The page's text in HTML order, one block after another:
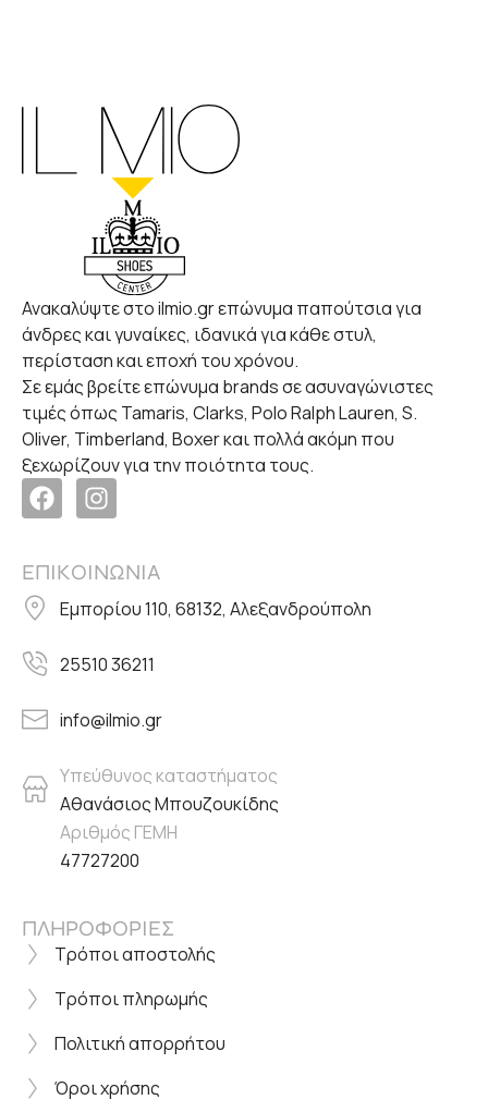
Ανακαλύψτε στο ilmio.gr επώνυμα παπούτσια για
άνδρες και γυναίκες, ιδανικά για κάθε στυλ,
περίσταση και εποχή του χρόνου.
Σε εμάς βρείτε επώνυμα brands σε ασυναγώνιστες
τιμές όπως Tamaris, Clarks, Polo Ralph Lauren, S.
Oliver, Timberland, Boxer και πολλά ακόμη που
ξεχωρίζουν για την ποιότητα τους.
ΕΠΙΚΟΙΝΩΝΙΑ
Εμπορίου 110, 68132, Αλεξανδρούπολη
25510 36211
info@ilmio.gr
Υπεύθυνος καταστήματος
Αθανάσιος Μπουζουκίδης
Αριθμός ΓΕΜΗ
47727200
ΠΛΗΡΟΦΟΡΙΕΣ
Τρόποι αποστολής
Τρόποι πληρωμής
Πολιτική απορρήτου
Όροι χρήσης